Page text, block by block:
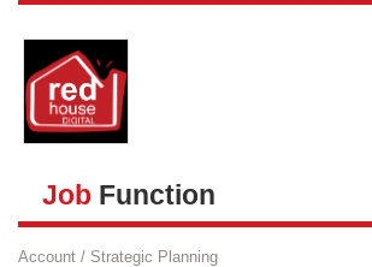
Job Function
Account / Strategic Planning